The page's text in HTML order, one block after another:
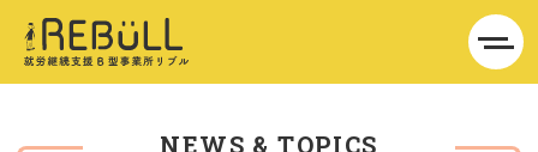
NEWS & TOPICS